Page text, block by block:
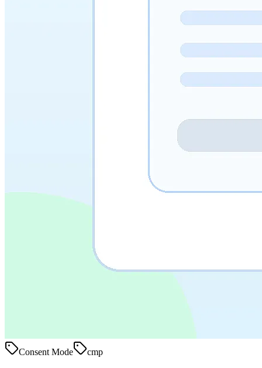
Consent Mode cmp